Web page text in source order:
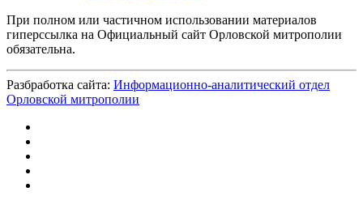
При полном или частичном использовании материалов
гиперссылка на Официальный сайт Орловской митрополии
обязательна.
Разбработка сайта: Информационно-аналитический отдел
Орловской митрополии